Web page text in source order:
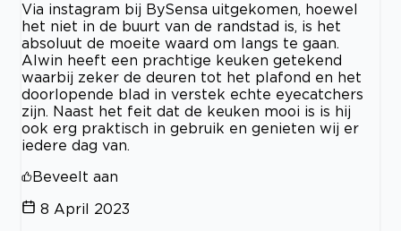
Via instagram bij BySensa uitgekomen, hoewel
het niet in de buurt van de randstad is, is het
absoluut de moeite waard om langs te gaan.
Alwin heeft een prachtige keuken getekend
waarbij zeker de deuren tot het plafond en het
doorlopende blad in verstek echte eyecatchers
zijn. Naast het feit dat de keuken mooi is is hij
ook erg praktisch in gebruik en genieten wij er
iedere dag van.
Beveelt aan
8 April 2023